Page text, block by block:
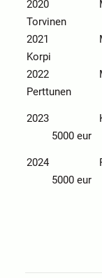
2020
Torvinen
2021 My
Korpi 6
2022
2023
5000 eur
2024 Fly
5000 eur